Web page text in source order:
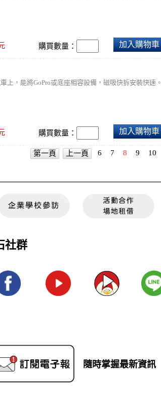
購買數量： 加入購物車
上，能將GoPro或底座相容設備，磁吸快拆安裝快速。
購買數量： 加入購物車
第一頁 上一頁 6 7 8 9 10
社群
隨時掌握最新資訊